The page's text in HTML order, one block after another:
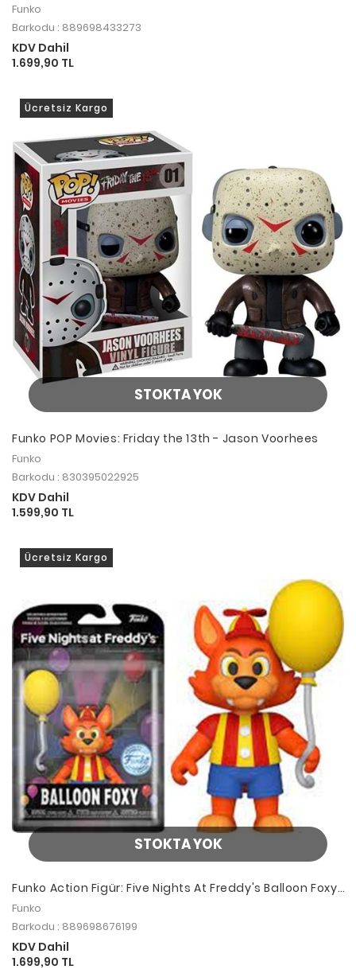
Funko
Barkodu : 889698433273
KDV Dahil
1.699,90 TL
STOKTA YOK
Ücretsiz Kargo
Funko POP Movies: Friday the 13th - Jason Voorhees
Funko
Barkodu : 830395022925
KDV Dahil
1.599,90 TL
STOKTA YOK
Ücretsiz Kargo
Funko Action Figür: Five Nights At Freddy's Balloon Foxy
Special Edition
Funko
Barkodu : 889698676199
KDV Dahil
1.699,90 TL